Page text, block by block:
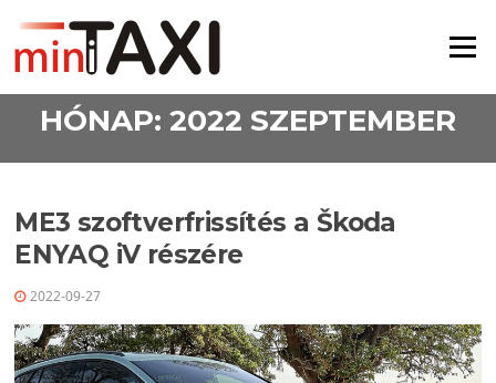
Menü
HÓNAP: 2022 SZEPTEMBER
ME3 szoftverfrissítés a Škoda
ENYAQ iV részére
2022-09-27